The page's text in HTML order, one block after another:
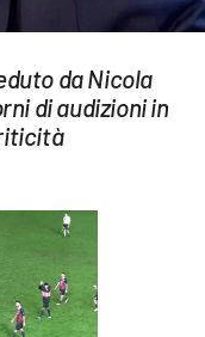
da Nicola
di audizioni in